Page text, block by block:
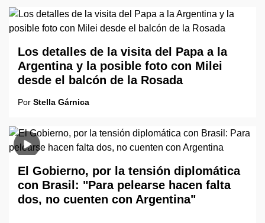
Los detalles de la visita del Papa a la
Argentina y la posible foto con Milei
desde el balcón de la Rosada
Por Stella Gárnica
El Gobierno, por la tensión diplomática
con Brasil: "Para pelearse hacen falta
dos, no cuenten con Argentina"